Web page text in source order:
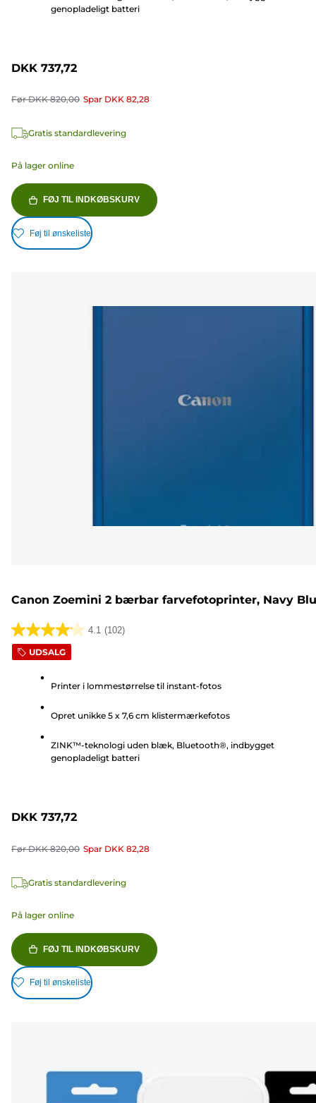
genopladeligt batteri
DKK 737,72
FørDKK 820,00 Spar DKK 82,28
Gratis standardlevering
På lager online
FØJ TIL INDKØBSKURV
Føj til ønskeliste
Canon Zoemini 2 bærbar farvefotoprinter, Navy
4.1 (102)
4.1
ud
stjerner.
anmeldelser
UDSALG
Printer i lommestørrelse til instant-fotos
Opret unikke 5 x 7,6 cm klistermærkefotos
ZINK™-teknologi uden blæk, Bluetooth®, indbygget
genopladeligt batteri
DKK 737,72
FørDKK 820,00 Spar DKK 82,28
Gratis standardlevering
På lager online
FØJ TIL INDKØBSKURV
Føj til ønskeliste